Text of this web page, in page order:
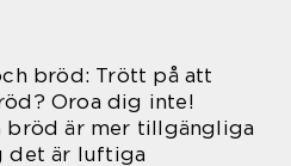
bröd: Trött på att
Oroa dig inte!
bröd är mer tillgängliga
det är luftiga